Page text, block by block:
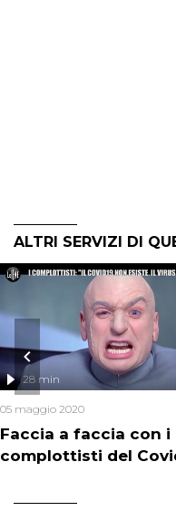
ALTRI SERVIZI DI
Faccia a faccia con i
complottisti del
28 min
05 maggio 2020